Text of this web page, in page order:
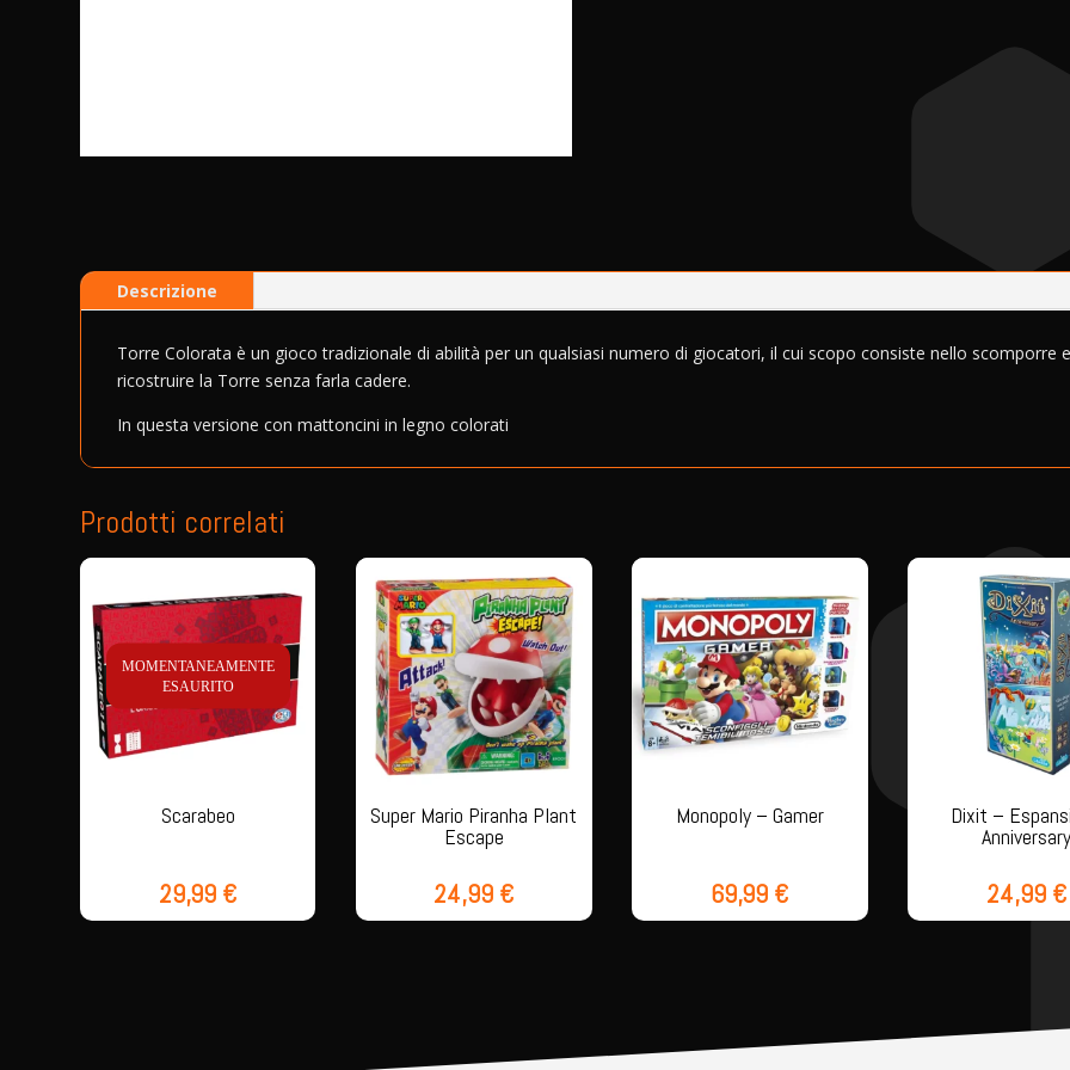
Descrizione
Torre Colorata è un gioco tradizionale di abilità per un qualsiasi numero di giocatori, il cui scopo consiste nello scomporre
ricostruire la Torre senza farla cadere.
In questa versione con mattoncini in legno colorati
Prodotti correlati
MOMENTANEAMENTE
ESAURITO
Scarabeo
29,99 €
Super Mario Piranha Plant
Escape
24,99 €
Monopoly – Gamer
69,99 €
Dixit –
Anniversary
24,99 €